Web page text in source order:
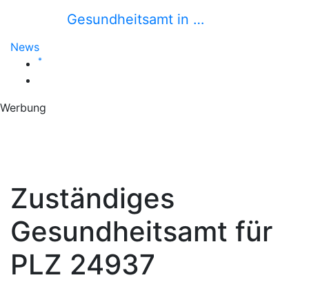
Gesundheitsamt in …
News
*
Werbung
Zuständiges
Gesundheitsamt für
PLZ 24937